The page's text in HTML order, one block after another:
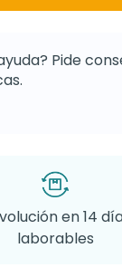
Pide
en 14
laborables